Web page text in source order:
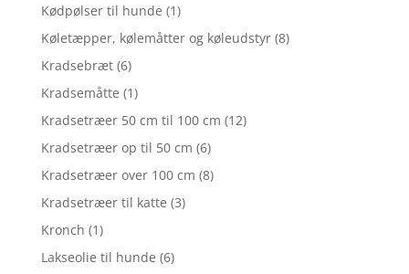
Kødpølser til hunde (1)
Køletæpper, kølemåtter og køleudstyr (8)
Kradsebræt (6)
Kradsemåtte (1)
Kradsetræer 50 cm til 100 cm (12)
Kradsetræer op til 50 cm (6)
Kradsetræer over 100 cm (8)
Kradsetræer til katte (3)
Kronch (1)
Lakseolie til hunde (6)